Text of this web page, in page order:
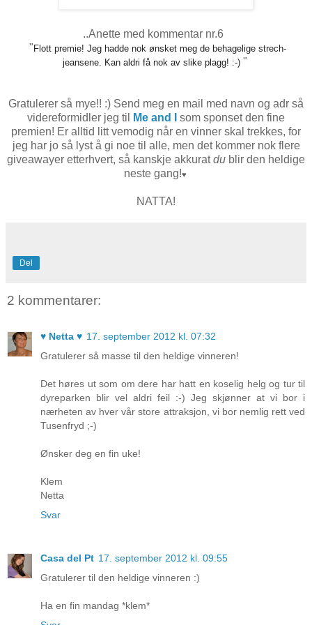
..Anette med kommentar nr.6
"Flott premie! Jeg hadde nok ønsket meg de behagelige strech-
jeansene. Kan aldri få nok av slike plagg! :-)"
Gratulerer så mye!! :) Send meg en mail med navn og adr så
videreformidler jeg til
Me and I
som sponset den fine
premien! Er alltid litt vemodig når en vinner skal trekkes, for
jeg har jo så lyst å gi noe til alle, men det kommer nok flere
giveawayer etterhvert, så kanskje akkuratdu blir den heldige
neste gang!♥
NATTA!
Del
2 kommentarer:
♥ Netta ♥ 17. september 2012 kl. 07:32
Gratulerer så masse til den heldige vinneren!
Det høres ut som om dere har hatt en koselig helg og tur til
dyreparken blir vel aldri feil :-) Jeg skjønner at vi bor i
nærheten av hver vår store attraksjon, vi bor nemlig rett ved
Tusenfryd ;-)
Ønsker deg en fin uke!
Klem
Netta
Svar
Casa del Pt 17. september 2012 kl. 09:55
Gratulerer til den heldige vinneren :)
Ha en fin mandag *klem*